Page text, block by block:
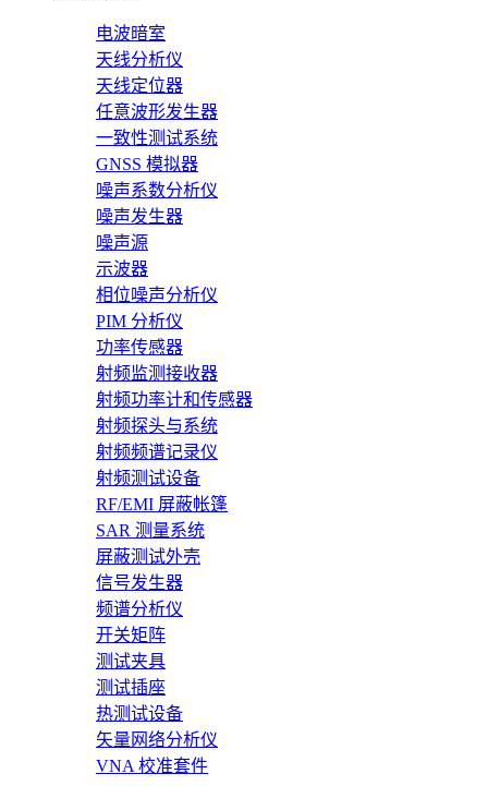
电波暗室
天线分析仪
天线定位器
任意波形发生器
一致性测试系统
GNSS 模拟器
噪声系数分析仪
噪声发生器
噪声源
示波器
相位噪声分析仪
PIM 分析仪
功率传感器
射频监测接收器
射频功率计和传感器
射频探头与系统
射频频谱记录仪
射频测试设备
RF/EMI 屏蔽帐篷
SAR 测量系统
屏蔽测试外壳
信号发生器
频谱分析仪
开关矩阵
测试夹具
测试插座
热测试设备
矢量网络分析仪
VNA 校准套件